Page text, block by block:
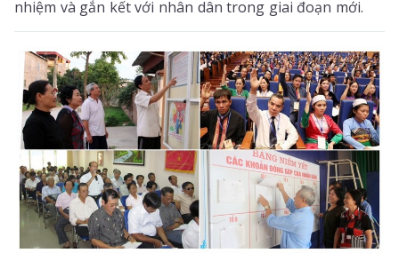
nhiệm và gắn kết với nhân dân trong giai đoạn mới.